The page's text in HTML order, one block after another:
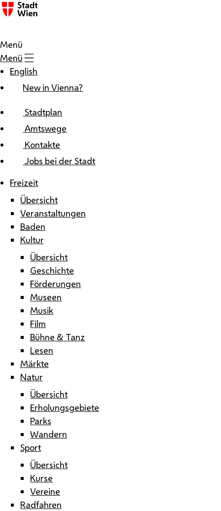
Zum Inhalt
Menü
Menü
English
New in Vienna?
Stadtplan
Amtswege
Kontakte
Jobs bei der Stadt
Freizeit
Übersicht
Veranstaltungen
Baden
Kultur
Übersicht
Geschichte
Förderungen
Museen
Musik
Film
Bühne & Tanz
Lesen
Märkte
Natur
Übersicht
Erholungsgebiete
Parks
Wandern
Sport
Übersicht
Kurse
Vereine
Radfahren